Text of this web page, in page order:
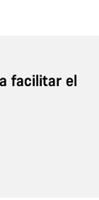
facilitar el